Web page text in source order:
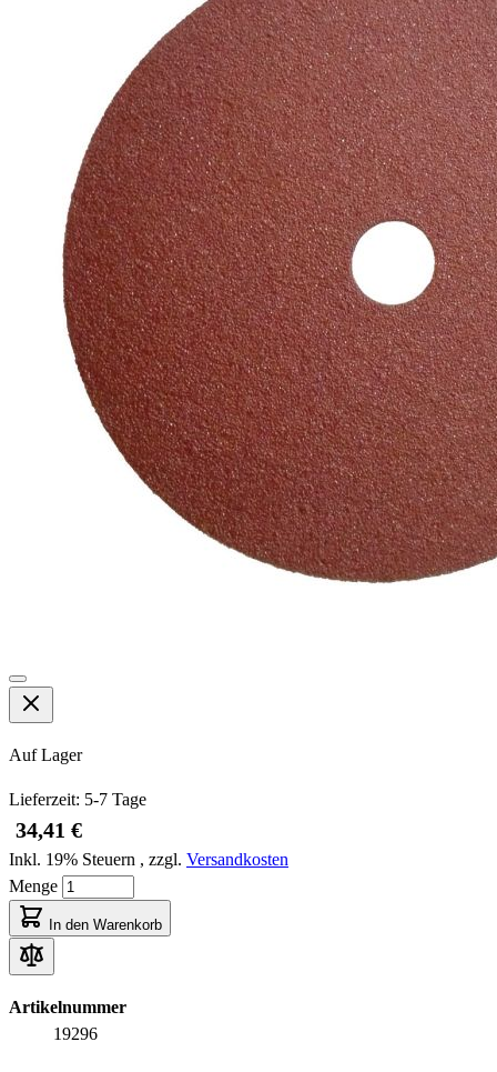
Auf Lager
Lieferzeit: 5-7 Tage
34,41 €
Inkl. 19% Steuern , zzgl. Versandkosten
Menge
In den Warenkorb
Artikelnummer
19296